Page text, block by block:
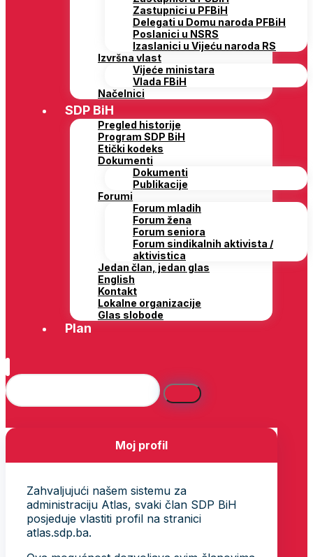
Zastupnici u PFBiH
Delegati u Domu naroda PFBiH
Poslanici u NSRS
Izaslanici u Vijeću naroda RS
Izvršna vlast
Vijeće ministara
Vlada FBiH
Načelnici
SDP BiH
Pregled historije
Program SDP BiH
Etički kodeks
Dokumenti
Dokumenti
Publikacije
Forumi
Forum mladih
Forum žena
Forum seniora
Forum sindikalnih aktivista /
aktivistica
Jedan član, jedan glas
English
Kontakt
Lokalne organizacije
Glas slobode
Plan
Moj profil
Zahvaljujući našem sistemu za
administraciju Atlas, svaki član SDP BiH
posjeduje vlastiti profil na stranici
atlas.sdp.ba.